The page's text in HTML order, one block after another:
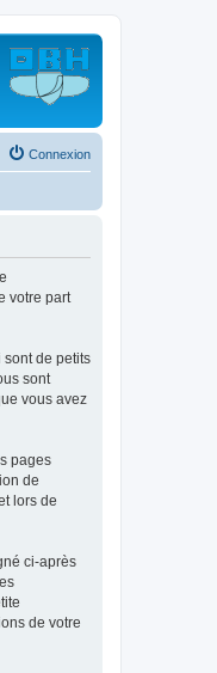
Connexion
votre part
de petits
sont
vous avez
pages
de
lors de
ci-après
de votre